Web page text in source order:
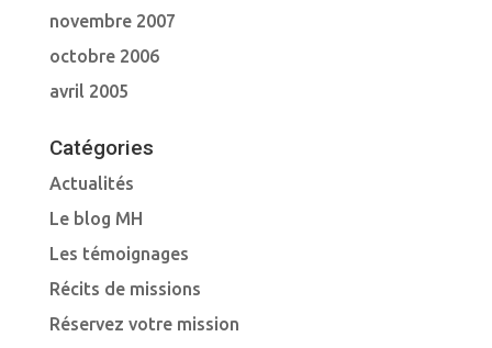
novembre 2007
octobre 2006
avril 2005
Catégories
Actualités
Le blog MH
Les témoignages
Récits de missions
Réservez votre mission